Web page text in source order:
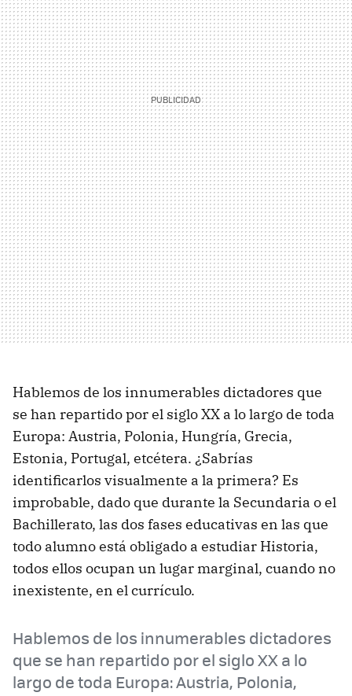
Hablemos de los innumerables dictadores que
se han repartido por el siglo XX a lo largo de toda
Europa: Austria, Polonia, Hungría, Grecia,
Estonia, Portugal, etcétera. ¿Sabrías
identificarlos visualmente a la primera? Es
improbable, dado que durante la Secundaria o el
Bachillerato, las dos fases educativas en las que
todo alumno está obligado a estudiar Historia,
todos ellos ocupan un lugar marginal, cuando no
inexistente, en el currículo.
Hablemos de los innumerables dictadores
que se han repartido por el siglo XX a lo
largo de toda Europa: Austria, Polonia,